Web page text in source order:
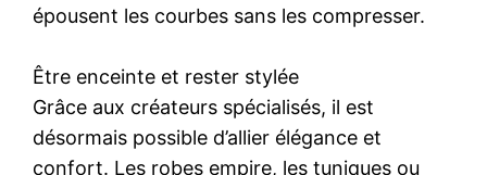
épousent les courbes sans les compresser.
Être enceinte et rester stylée
Grâce aux créateurs spécialisés, il est
désormais possible d’allier élégance et
confort. Les robes empire, les tuniques ou